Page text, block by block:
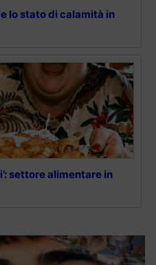
lo stato di calamità in
settore alimentare in